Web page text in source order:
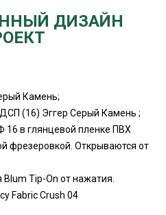
ДИЗАЙН
Камень;
(16) Эггер Серый Камень ;
в глянцевой пленке ПВХ
фрезеровкой. Открываются от
Tip-On от нажатия.
Fabric Crush 04